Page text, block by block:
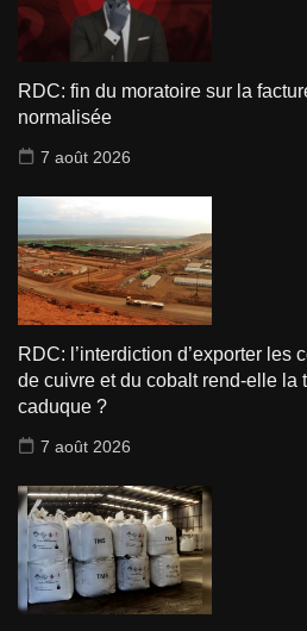
RDC: fin du moratoire sur la
normalisée
7 août 2026
RDC: l’interdiction d’exporter les
de cuivre et du cobalt rend-elle la
caduque ?
7 août 2026